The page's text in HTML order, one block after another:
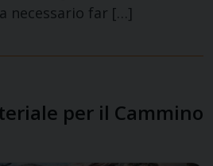
necessario far […]
per il Cammino